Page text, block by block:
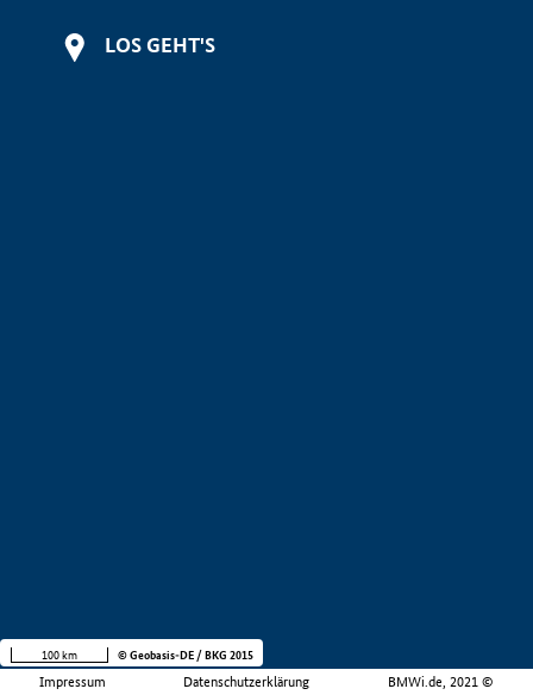
LOS GEHT'S
Impressum Datenschutzerklärung BMWi.de, 2021 ©
100 km © Geobasis-DE / BKG 2015